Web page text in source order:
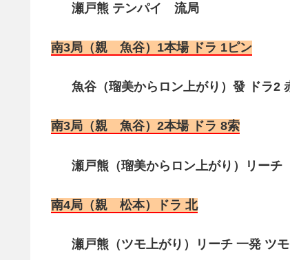
瀬戸熊 テンパイ 流局
南3局（親 魚谷）1本場 ドラ 1ピン
魚谷（瑠美からロン上がり）發 ドラ
南3局（親 魚谷）2本場 ドラ 8索
瀬戸熊（瑠美からロン上がり）リー
南4局（親 松本）ドラ 北
瀬戸熊（ツモ上がり）リーチ 一発 ツ